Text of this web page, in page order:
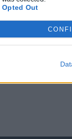
Opted Out